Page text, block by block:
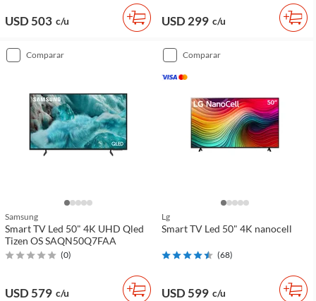
USD 503 c/u USD 299 c/u
comparar
Samsung
Smart TV Led 50" 4K UHD Qled
Tizen OS SAQN50Q7FAA
(0)
USD 579 c/u
comparar
Lg
Smart TV Led 50" 4K nanocell
(68)
USD 599 c/u